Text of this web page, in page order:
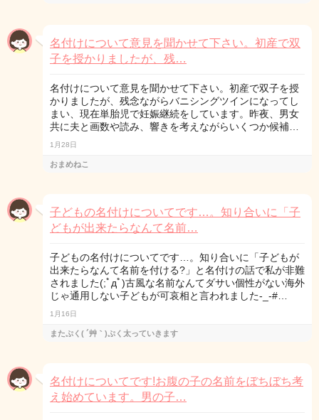
名付けについて意見を聞かせて下さい。初産で双
子を授かりましたが、残…
名付けについて意見を聞かせて下さい。初産で双子を授
かりましたが、残念ながらバニシングツインになってし
まい、現在単胎児で妊娠継続をしています。昨夜、男女
共に夫と画数や読み、響きを考えながらいくつか候補…
1月28日
おまめねこ
子どもの名付けについてです…。知り合いに「子
どもが出来たらなんて名前…
子どもの名付けについてです…。知り合いに「子どもが
出来たらなんて名前を付ける?」と名付けの話で私が非難
されました(;ﾟдﾟ)古風な名前なんてダサい個性がない海外
じゃ通用しない子どもが可哀相と言われました-_-#…
1月16日
またぷく( ´艸｀)ぷく太っていきます
名付けについてです!お腹の子の名前をぼちぼち考
え始めています。男の子…